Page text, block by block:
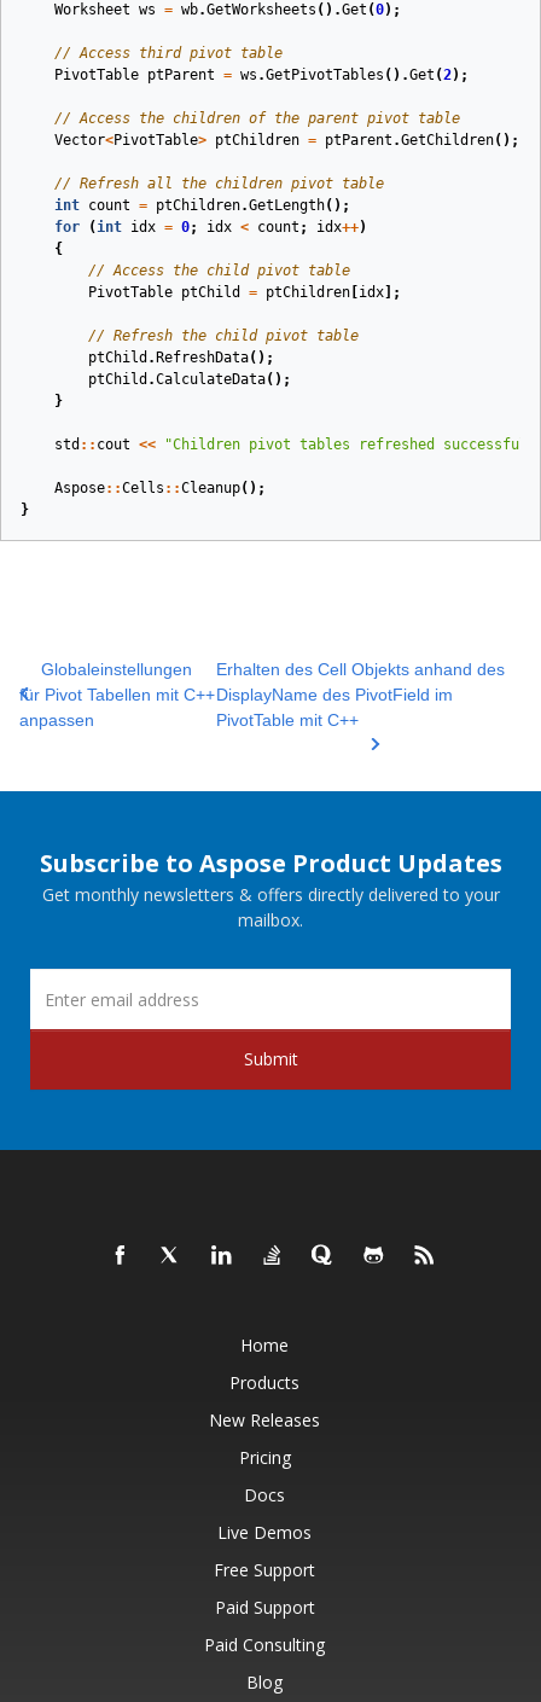
Worksheet ws = wb.GetWorksheets ().Get (0);
// Access third pivot table
PivotTable ptParent = ws .GetPivotTables ().Get (2);
// Access the children of the parent pivot table
Vector<PivotTable> ptChildren = ptParent .GetChildren();
// Refresh all the children pivot table
int count = ptChildren.GetLength();
for
(int idx = 0; idx < count ; idx++)
{
// Access the child pivot table
PivotTable ptChild = ptChildren idx ];
// Refresh the child pivot table
ptChild . RefreshData();
ptChild .CalculateData();
}
std :: cout << "Children pivot tables refreshed
Aspose::Cells ::Cleanup();
}
Globaleinstellungen
für Pivot Tabellen mit C++
anpassen
Erhalten des Cell Objekts anhand des
DisplayName des PivotField im
PivotTable mit C++
Subscribe to Aspose Product Updates
Get monthly newsletters & offers directly delivered to your
mailbox.
Submit
Home
Products
New Releases
Pricing
Docs
Live Demos
Free Support
Paid Support
Paid Consulting
Blog